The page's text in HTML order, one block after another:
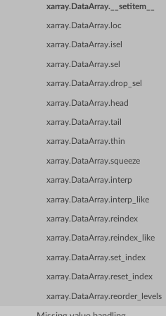
xarray.DataArray.__setitem__
xarray.DataArray.loc
xarray.DataArray.isel
xarray.DataArray.sel
xarray.DataArray.drop_sel
xarray.DataArray.head
xarray.DataArray.tail
xarray.DataArray.thin
xarray.DataArray.squeeze
xarray.DataArray.interp
xarray.DataArray.interp_like
xarray.DataArray.reindex
xarray.DataArray.reindex_like
xarray.DataArray.set_index
xarray.DataArray.reset_index
xarray.DataArray.reorder_levels